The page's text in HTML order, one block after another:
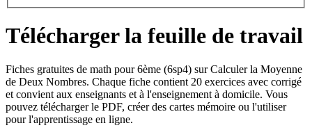
Télécharger la feuille de travail
Fiches gratuites de math pour 6ème (6sp4) sur Calculer la Moyenne
de Deux Nombres. Chaque fiche contient 20 exercices avec corrigé
et convient aux enseignants et à l'enseignement à domicile. Vous
pouvez télécharger le PDF, créer des cartes mémoire ou l'utiliser
pour l'apprentissage en ligne.